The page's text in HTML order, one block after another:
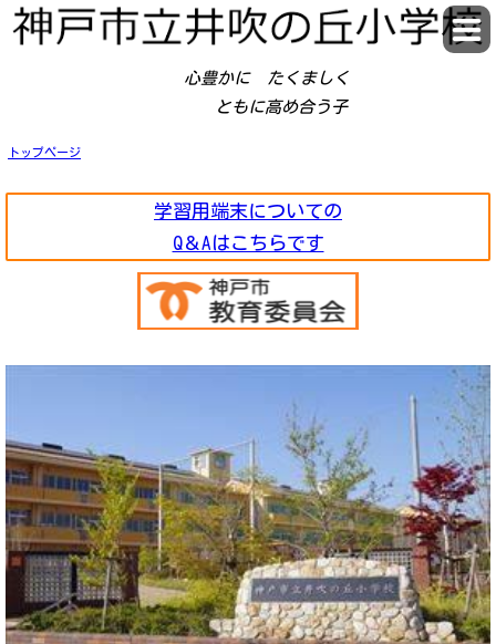
心豊かに
たくましく
ともに高め合う子
トップページ
学習用端末についての
Q＆Aはこちらです